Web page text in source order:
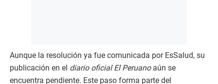
Aunque la resolución ya fue comunicada por EsSalud, su
publicación en el diario oficial El Peruanoaún se
encuentra pendiente. Este paso forma parte del